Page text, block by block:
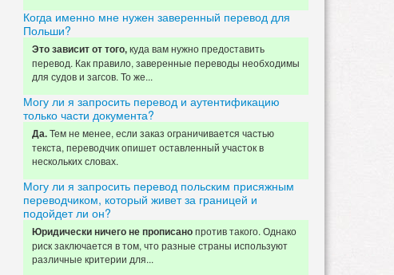
Когда именно мне нужен заверенный перевод для
Польши?
Это зависит от того,куда вам нужно предоставить
перевод. Как правило, заверенные переводы необходимы
для судов и загсов. То же...
Могу ли я запросить перевод и аутентификацию
только части документа?
Да.Тем не менее, если заказ ограничивается частью
текста, переводчик опишет оставленный участок в
нескольких словах.
Могу ли я запросить перевод польским присяжным
переводчиком, который живет за границей и
подойдет ли он?
Юридически ничего не прописанопротив такого. Однако
риск заключается в том, что разные страны используют
различные критерии для...